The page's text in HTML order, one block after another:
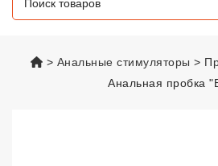
vsexshop.ru
Анальные стимуляторы
Анальная пробка